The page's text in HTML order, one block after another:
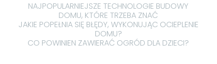
NAJPOPULARNIEJSZE TECHNOLOGIE BUDOWY
DOMU, KTÓRE TRZEBA ZNAĆ
JAKIE POPEŁNIA SIĘ BŁĘDY, WYKONUJĄC OCIEPLENIE
DOMU?
CO POWINIEN ZAWIERAĆ OGRÓD DLA DZIECI?